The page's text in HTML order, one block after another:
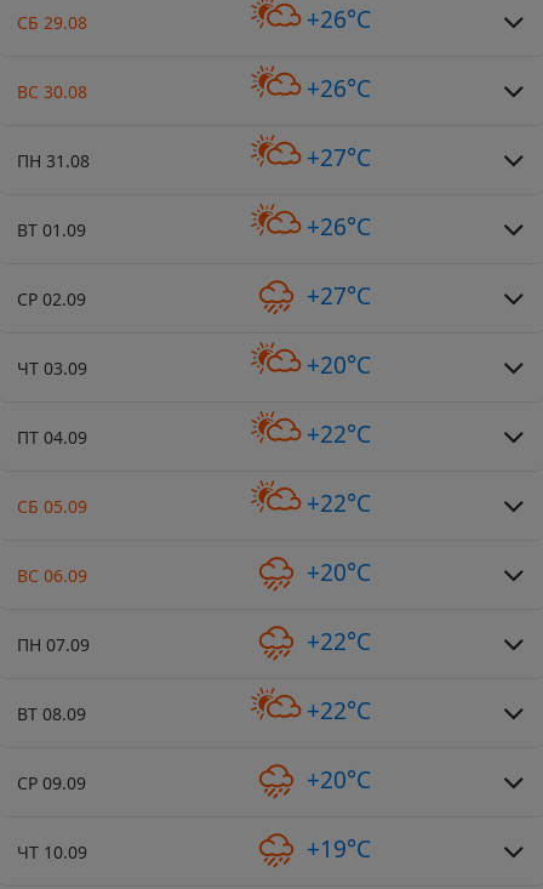
СБ 29.08 +26°C
ВС 30.08 +26°C
ПН 31.08 +27°C
ВТ 01.09 +26°C
СР 02.09 +27°C
ЧТ 03.09 +20°C
ПТ 04.09 +22°C
СБ 05.09 +22°C
ВС 06.09 +20°C
ПН 07.09 +22°C
ВТ 08.09 +22°C
СР 09.09 +20°C
ЧТ 10.09 +19°C